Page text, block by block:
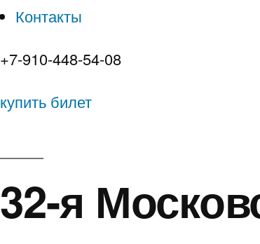
Контакты
+7-910-448-54-08
купить билет
32-я